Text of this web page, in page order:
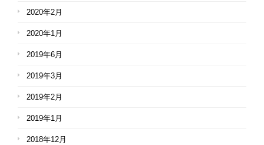
2020年2月
2020年1月
2019年6月
2019年3月
2019年2月
2019年1月
2018年12月